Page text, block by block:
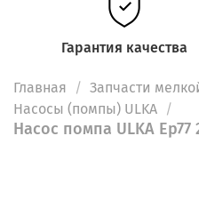
Гарантия качества
Главная
Запчасти
Насосы (помпы) ULKA
Насос помпа ULKA Ep77